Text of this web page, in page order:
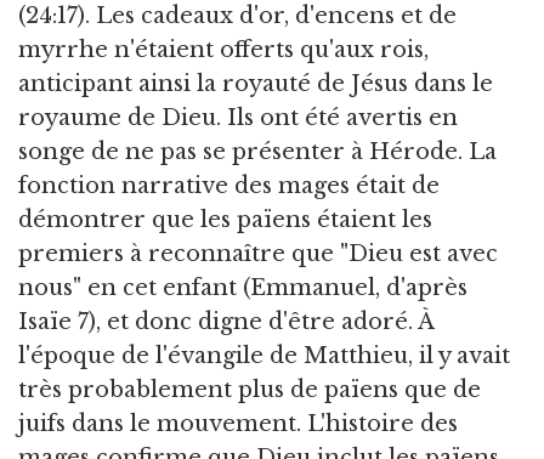
(24:17). Les cadeaux d'or, d'encens et de
myrrhe n'étaient offerts qu'aux rois,
anticipant ainsi la royauté de Jésus dans le
royaume de Dieu. Ils ont été avertis en
songe de ne pas se présenter à Hérode. La
fonction narrative des mages était de
démontrer que les païens étaient les
premiers à reconnaître que "Dieu est avec
nous" en cet enfant (Emmanuel, d'après
Isaïe 7), et donc digne d'être adoré. À
l'époque de l'évangile de Matthieu, il y avait
très probablement plus de païens que de
juifs dans le mouvement. L'histoire des